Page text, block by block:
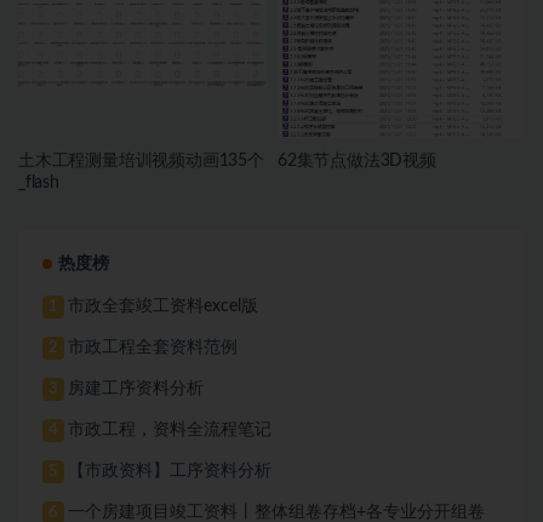
土木工程测量培训视频动画135个
_flash
62集节点做法3D视频
热度榜
1 市政全套竣工资料excel版
2 市政工程全套资料范例
3 房建工序资料分析
4 市政工程，资料全流程笔记
5 【市政资料】工序资料分析
6
一个房建项目竣工资料丨整体组卷存档+各专业分开组卷